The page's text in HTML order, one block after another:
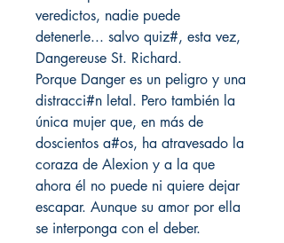
veredictos, nadie puede
detenerle... salvo quiz#, esta vez,
Dangereuse St. Richard.
Porque Danger es un peligro y una
distracci#n letal. Pero también la
única mujer que, en más de
doscientos a#os, ha atravesado la
coraza de Alexion y a la que
ahora él no puede ni quiere dejar
escapar. Aunque su amor por ella
se interponga con el deber.